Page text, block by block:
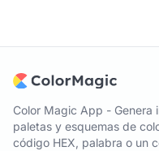
Color Magic App - Genera
paletas y esquemas de
código HEX, palabra o un